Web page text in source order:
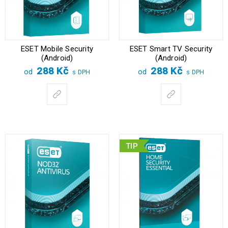
ESET Mobile Security
(Android)
od 288 Kč s DPH
ESET Smart TV Security
(Android)
od 288 Kč s DPH
TIP